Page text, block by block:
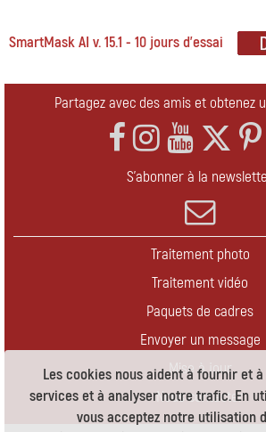
Les cookies nous aident à fournir et
services et à analyser notre trafic. En
vous acceptez notre utilisation
SmartMask AI v. 15.1 - 10 jours d'essai
Partagez avec des amis et obtenez
S'abonner à la
Traitement photo
Traitement vidéo
Paquets de cadres
Envoyer un message
Mise à jour
Nous contacter